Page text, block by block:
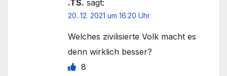
.TS. sagt:
20. 12. 2021 um 16:20 Uhr
Welches zivilisierte Volk macht es
denn wirklich besser?
8